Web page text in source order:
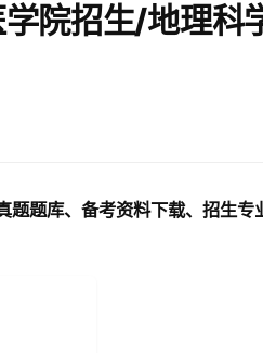
院招生/地理科
题题库、备考资料下载、招生专